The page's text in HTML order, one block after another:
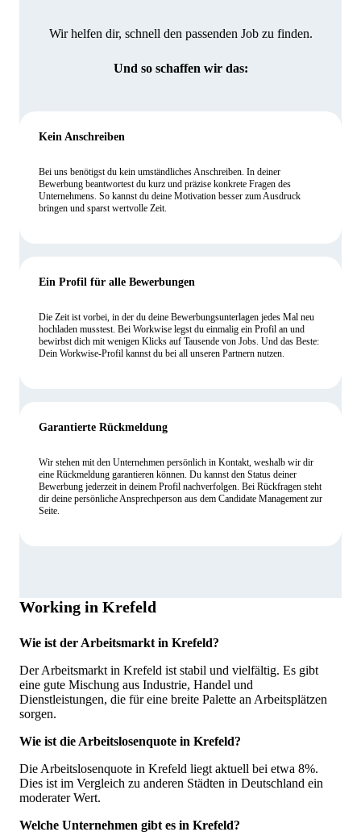
Wir helfen dir, schnell den passenden Job zu finden.
Und so schaffen wir das:
Kein Anschreiben
Bei uns benötigst du kein umständliches Anschreiben. In deiner
Bewerbung beantwortest du kurz und präzise konkrete Fragen des
Unternehmens. So kannst du deine Motivation besser zum Ausdruck
bringen und sparst wertvolle Zeit.
Ein Profil für alle Bewerbungen
Die Zeit ist vorbei, in der du deine Bewerbungsunterlagen jedes Mal neu
hochladen musstest. Bei Workwise legst du einmalig ein Profil an und
bewirbst dich mit wenigen Klicks auf Tausende von Jobs. Und das Beste:
Dein Workwise-Profil kannst du bei all unseren Partnern nutzen.
Garantierte Rückmeldung
Wir stehen mit den Unternehmen persönlich in Kontakt, weshalb wir dir
eine Rückmeldung garantieren können. Du kannst den Status deiner
Bewerbung jederzeit in deinem Profil nachverfolgen. Bei Rückfragen steht
dir deine persönliche Ansprechperson aus dem Candidate Management zur
Seite.
Working in Krefeld
Wie ist der Arbeitsmarkt in Krefeld?
Der Arbeitsmarkt in Krefeld ist stabil und vielfältig. Es gibt
eine gute Mischung aus Industrie, Handel und
Dienstleistungen, die für eine breite Palette an Arbeitsplätzen
sorgen.
Wie ist die Arbeitslosenquote in Krefeld?
Die Arbeitslosenquote in Krefeld liegt aktuell bei etwa 8%.
Dies ist im Vergleich zu anderen Städten in Deutschland ein
moderater Wert.
Welche Unternehmen gibt es in Krefeld?